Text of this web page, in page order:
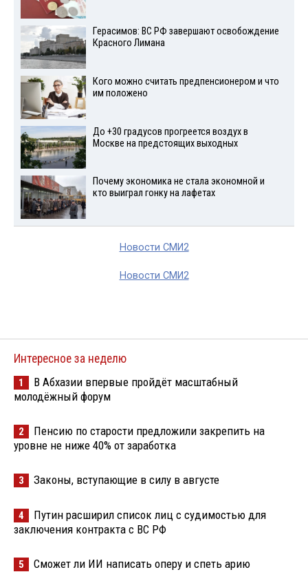
Герасимов: ВС РФ завершают освобождение
Красного Лимана
Кого можно считать предпенсионером и что
им положено
До +30 градусов прогреется воздух в
Москве на предстоящих выходных
Почему экономика не стала экономной и
кто выиграл гонку на лафетах
Новости СМИ2
Новости СМИ2
Интересное за неделю
1
В Абхазии впервые пройдёт масштабный
молодёжный форум
2
Пенсию по старости предложили закрепить на
уровне не ниже 40% от заработка
3 Законы, вступающие в силу в августе
4
Путин расширил список лиц с судимостью для
заключения контракта с ВС РФ
5 Сможет ли ИИ написать оперу и спеть арию